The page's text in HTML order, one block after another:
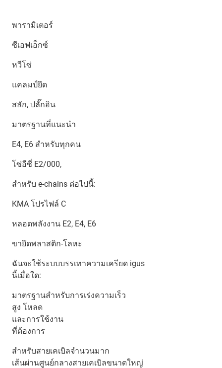
พารามิเตอร์
ซีเอฟเอ็กซ์
หวีโซ่
แคลมป์ยึด
สลัก, ปลั๊กอิน
มาตรฐานที่แนะนำ
E4, E6 สำหรับทุกคน
โซ่อีซี่ E2/000,
สำหรับ e-chains ต่อไปนี้:
KMA โปรไฟล์ C
หลอดพลังงาน E2, E4, E6
ขายึดพลาสติก-โลหะ
ฉันจะใช้ระบบบรรเทาความเครียด igus
นี้เมื่อใด:
มาตรฐานสำหรับการเร่งความเร็ว
สูง โหลด
และการใช้งาน
ที่ต้องการ
สำหรับสายเคเบิลจำนวนมาก
เส้นผ่านศูนย์กลางสายเคเบิลขนาดใหญ่